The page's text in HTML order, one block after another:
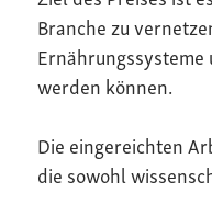
Branche zu
werden können.
Die eingereichten
die sowohl